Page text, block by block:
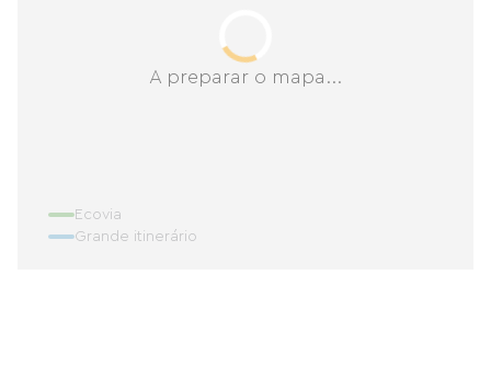
A preparar o mapa...
Ecovia
Grande itinerário